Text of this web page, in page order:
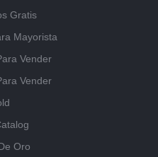
Gratis
Mayorista
Vender
Vender
Oro